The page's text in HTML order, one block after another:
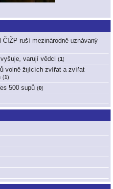
ruší mezinárodně uznávaný
varují vědci (1)
volně žijících zvířat a zvířat
(1)
500 supů (0)